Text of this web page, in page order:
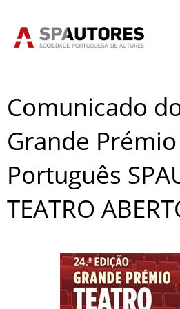
Comunicado
Grande
Português
TEATRO